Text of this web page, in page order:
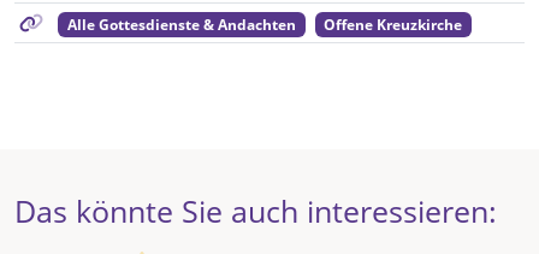
Alle Gottesdienste & Andachten Offene Kreuzkirche
Das könnte Sie auch interessieren: